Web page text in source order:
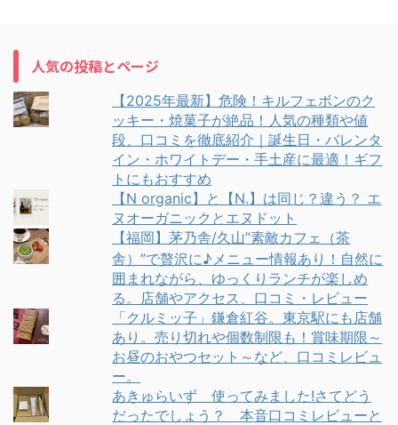
人気の投稿とページ
【2025年最新】危険！キルフェボンのク
ッキー・焼菓子が絶品！人気の種類や値
段、口コミを徹底紹介｜誕生日・バレンタ
イン・ホワイトデー・手土産に最適！ギフ
トにもおすすめ
【N organic】と【N.】は同じ？違う？ エ
ヌオーガニックとエヌドット
【福岡】茅乃舎/久山”素敵カフェ（茶
舎）”で贅沢に♪メニュー情報あり！自然に
囲まれながら、ゆっくりランチが楽しめ
る。店舗やアクセス、口コミ・レビュー
「クルミッ子」鎌倉紅谷。東京駅にも店舗
あり。売り切れや個数制限も！賞味期限～
お昼のおやつセット～など、口コミレビュ
ー。
あきゅらいず 使ってみました!さてどう
だったでしょう？ 本音口コミレビューと